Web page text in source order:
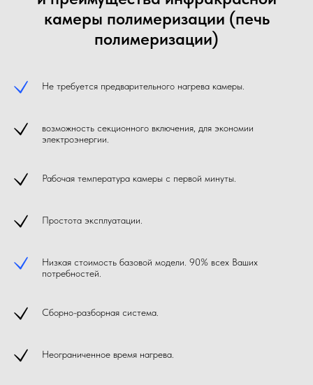
камеры полимеризации (печь
полимеризации)
Не требуется предварительного нагрева камеры.
возможность секционного включения, для экономии
электроэнергии.
Рабочая температура камеры с первой минуты.
Простота эксплуатации.
Низкая стоимость базовой модели. 90% всех Ваших
потребностей.
Сборно-разборная система.
Неограниченное время нагрева.